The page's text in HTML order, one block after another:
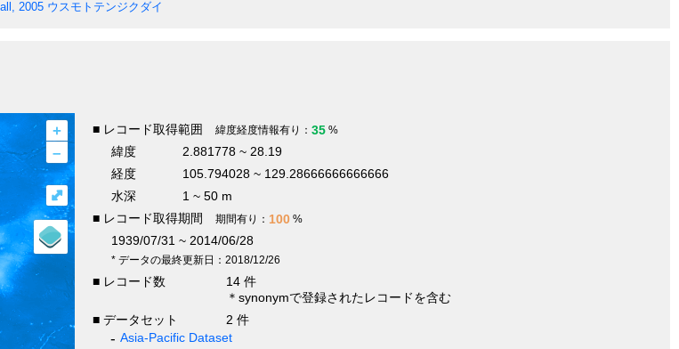
2005 ウスモトテンジクダイ
+
–
⤢
■ レコード取得範囲 緯度経度情報有り： 35 %
緯度
2.881778 ~ 28.19
経度
105.794028 ~ 129.28666666666666
水深
1 ~ 50 m
■ レコード取得期間
期間有り： 100 %
1939/07/31 ~ 2014/06/28
* データの最終更新日：2018/12/26
■ レコード数
14 件
＊synonymで登録されたレコードを含む
■ データセット
2 件
Asia-Pacific Dataset